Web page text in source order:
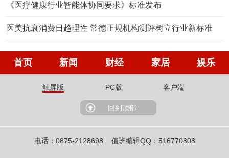
《医疗健康行业智能体协同要求》标准发布
医美抗衰消费日趋理性 常德正规机构测评树立行业新标准
首页 新闻 财经 家居 娱乐
触屏版 PC版 客户端
回到顶部
电话：0875-2128698 值班编辑QQ：516770808